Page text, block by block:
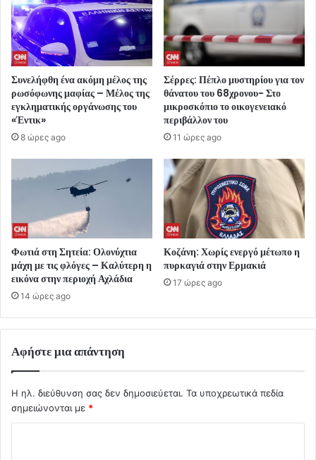
Συνελήφθη ένα ακόμη μέλος της
ρωσόφωνης μαφίας – Μέλος της
εγκληματικής οργάνωσης του
«Έντικ»
8 ώρες ago
Σέρρες: Πέπλο μυστηρίου για τον
θάνατου του 68χρονου- Στο
μικροσκόπιο το οικογενειακό
περιβάλλον του
11 ώρες ago
Φωτιά στη Σητεία: Ολονύχτια
μάχη με τις φλόγες – Καλύτερη η
εικόνα στην περιοχή Αχλάδια
14 ώρες ago
Κοζάνη: Χωρίς ενεργό μέτωπο η
πυρκαγιά στην Ερμακιά
17 ώρες ago
Αφήστε μια απάντηση
Η ηλ. διεύθυνση σας δεν δημοσιεύεται. Τα υποχρεωτικά πεδία
σημειώνονται με *